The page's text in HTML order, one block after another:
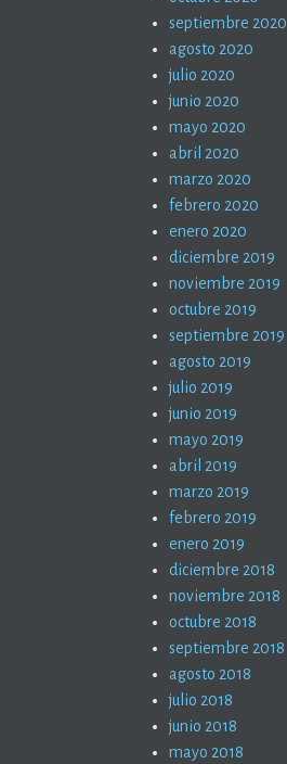
septiembre 2020
agosto 2020
julio 2020
junio 2020
mayo 2020
abril 2020
marzo 2020
febrero 2020
enero 2020
diciembre 2019
noviembre 2019
octubre 2019
septiembre 2019
agosto 2019
julio 2019
junio 2019
mayo 2019
abril 2019
marzo 2019
febrero 2019
enero 2019
diciembre 2018
noviembre 2018
octubre 2018
septiembre 2018
agosto 2018
julio 2018
junio 2018
mayo 2018